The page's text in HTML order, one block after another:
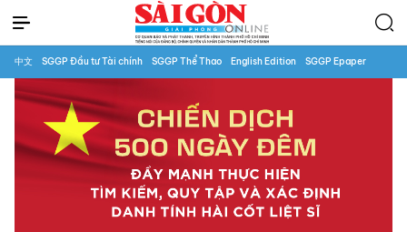
中文 SGGP Đầu tư Tài chính SGGP Thể Thao English Edition SGGP Epaper